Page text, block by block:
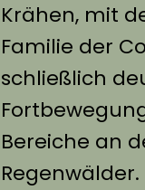
Krähen, mit
Familie der
schließlich
Bereiche an